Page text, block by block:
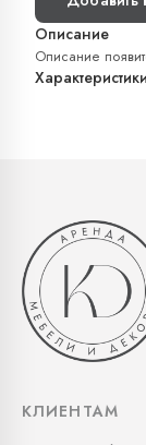
Описание
Описание
Характеристики
КЛИЕНТАМ